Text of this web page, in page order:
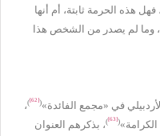
هذه الحرمة ثابتة، أم أنها
وما لم يصدر من الشخص هذا
في «مجمع الفائدة»(
[62]
)،
(
[63]
)، بذكرهم العنوان